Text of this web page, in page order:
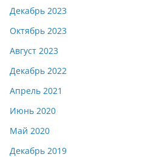
Декабрь 2023
Октябрь 2023
Август 2023
Декабрь 2022
Апрель 2021
Июнь 2020
Май 2020
Декабрь 2019